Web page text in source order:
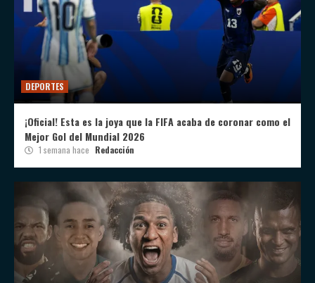
DEPORTES
¡Oficial! Esta es la joya que la FIFA acaba de coronar como el
Mejor Gol del Mundial 2026
1 semana hace Redacción